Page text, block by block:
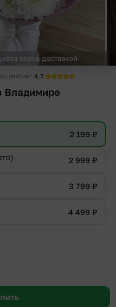
перед доставкой
рейтинг 4.7
Владимире
2 199 ₽
2 999 ₽
3 799 ₽
4 499 ₽